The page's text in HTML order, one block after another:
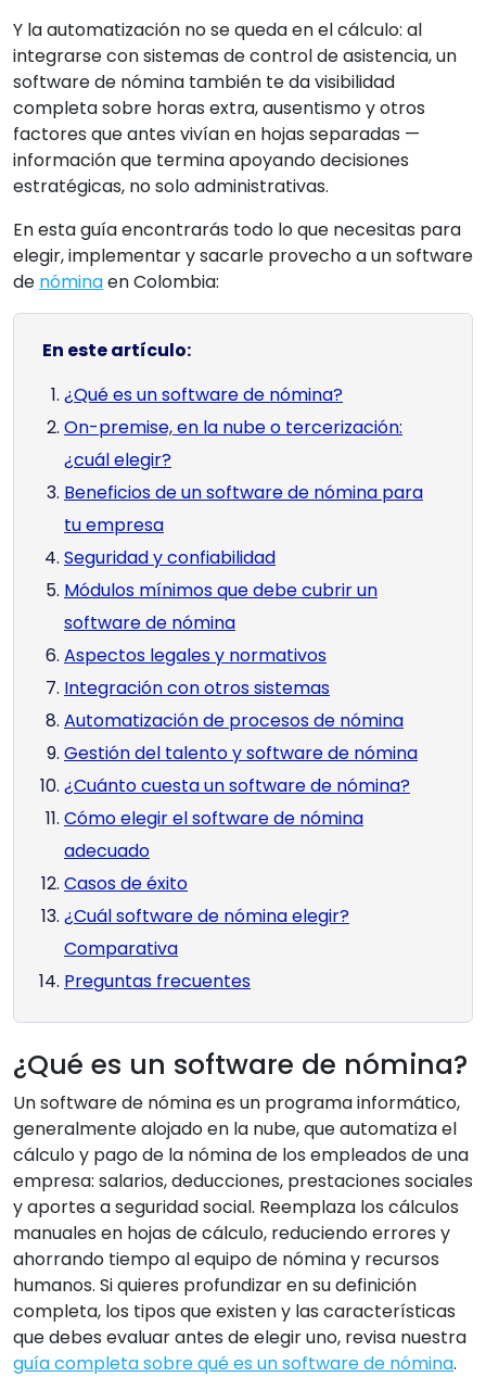
Y la automatización no se queda en el cálculo: al
integrarse con sistemas de control de asistencia, un
software de nómina también te da visibilidad
completa sobre horas extra, ausentismo y otros
factores que antes vivían en hojas separadas —
información que termina apoyando decisiones
estratégicas, no solo administrativas.
En esta guía encontrarás todo lo que necesitas para
elegir, implementar y sacarle provecho a un software
de nóminaen Colombia:
En este artículo:
¿Qué es un software de nómina?
On-premise, en la nube o tercerización:
¿cuál elegir?
Beneficios de un software de nómina para
tu empresa
Seguridad y confiabilidad
Módulos mínimos que debe cubrir un
software de nómina
Aspectos legales y normativos
Integración con otros sistemas
Automatización de procesos de nómina
Gestión del talento y software de nómina
¿Cuánto cuesta un software de nómina?
Cómo elegir el software de nómina
adecuado
Casos de éxito
¿Cuál software de nómina elegir?
Comparativa
Preguntas frecuentes
¿Qué es un software de nómina?
Un software de nómina es un programa informático,
generalmente alojado en la nube, que automatiza el
cálculo y pago de la nómina de los empleados de una
empresa: salarios, deducciones, prestaciones sociales
y aportes a seguridad social. Reemplaza los cálculos
manuales en hojas de cálculo, reduciendo errores y
ahorrando tiempo al equipo de nómina y recursos
humanos. Si quieres profundizar en su definición
completa, los tipos que existen y las características
que debes evaluar antes de elegir uno, revisa nuestra
guía completa sobre qué es un software de nómina.